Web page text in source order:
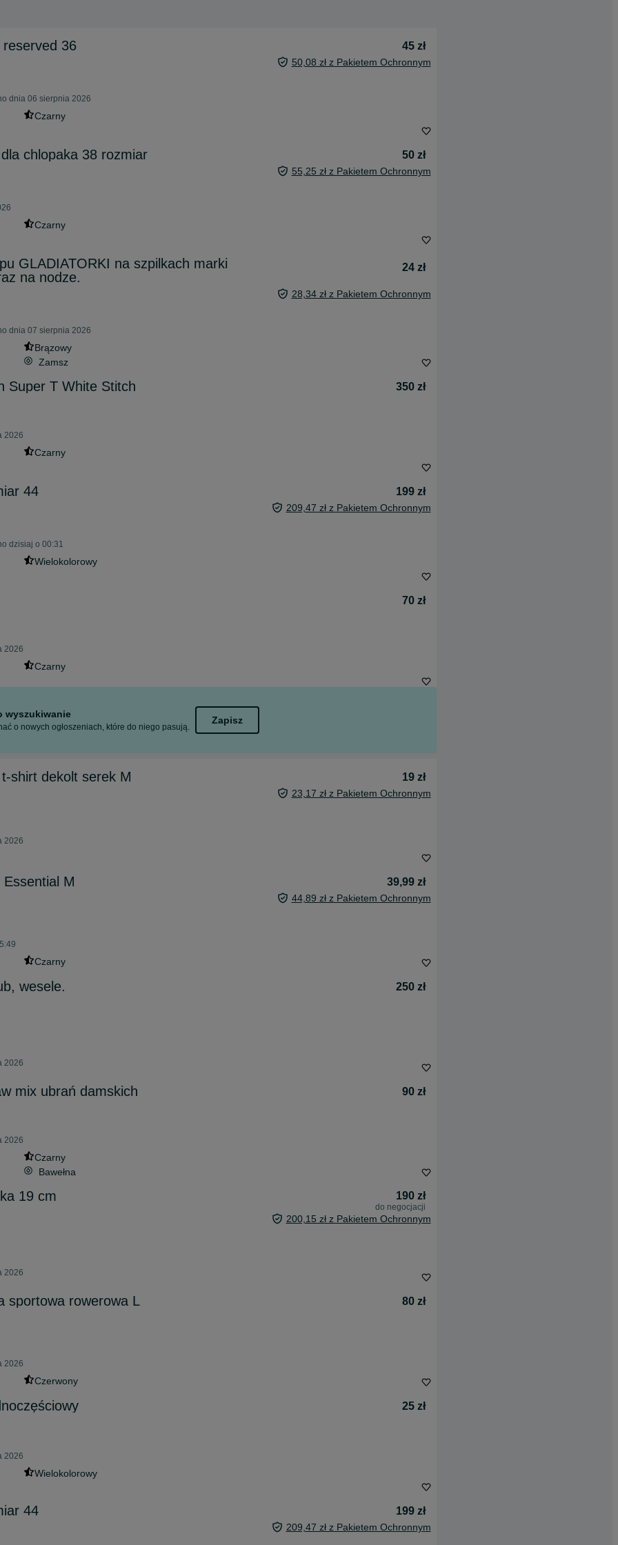
36 45 zł
50,08 zł z Pakietem Ochronnym
dnia 06 sierpnia 2026
Czarny
chlopaka 38 rozmiar 50 zł
55,25 zł z Pakietem Ochronnym
Czarny
GLADIATORKI na szpilkach marki
na nodze.
24 zł
28,34 zł z Pakietem Ochronnym
dnia 07 sierpnia 2026
Brązowy
Zamsz
Super T White Stitch 350 zł
2026
Czarny
44 199 zł
209,47 zł z Pakietem Ochronnym
dzisiaj o 00:31
Wielokolorowy
70 zł
2026
Czarny
wyszukiwanie
o nowych ogłoszeniach, które do niego pasują.
Zapisz
shirt dekolt serek M 19 zł
23,17 zł z Pakietem Ochronnym
2026
M 39,99 zł
44,89 zł z Pakietem Ochronnym
Czarny
wesele. 250 zł
2026
mix ubrań damskich 90 zł
2026
Czarny
Bawełna
19 cm 190 zł
do negocjacji
200,15 zł z Pakietem Ochronnym
2026
sportowa rowerowa L 80 zł
2026
Czerwony
25 zł
2026
Wielokolorowy
44 199 zł
209,47 zł z Pakietem Ochronnym